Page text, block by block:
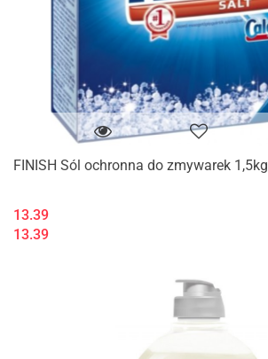
FINISH Sól ochronna do zmywarek 1,5kg
13.39
13.39